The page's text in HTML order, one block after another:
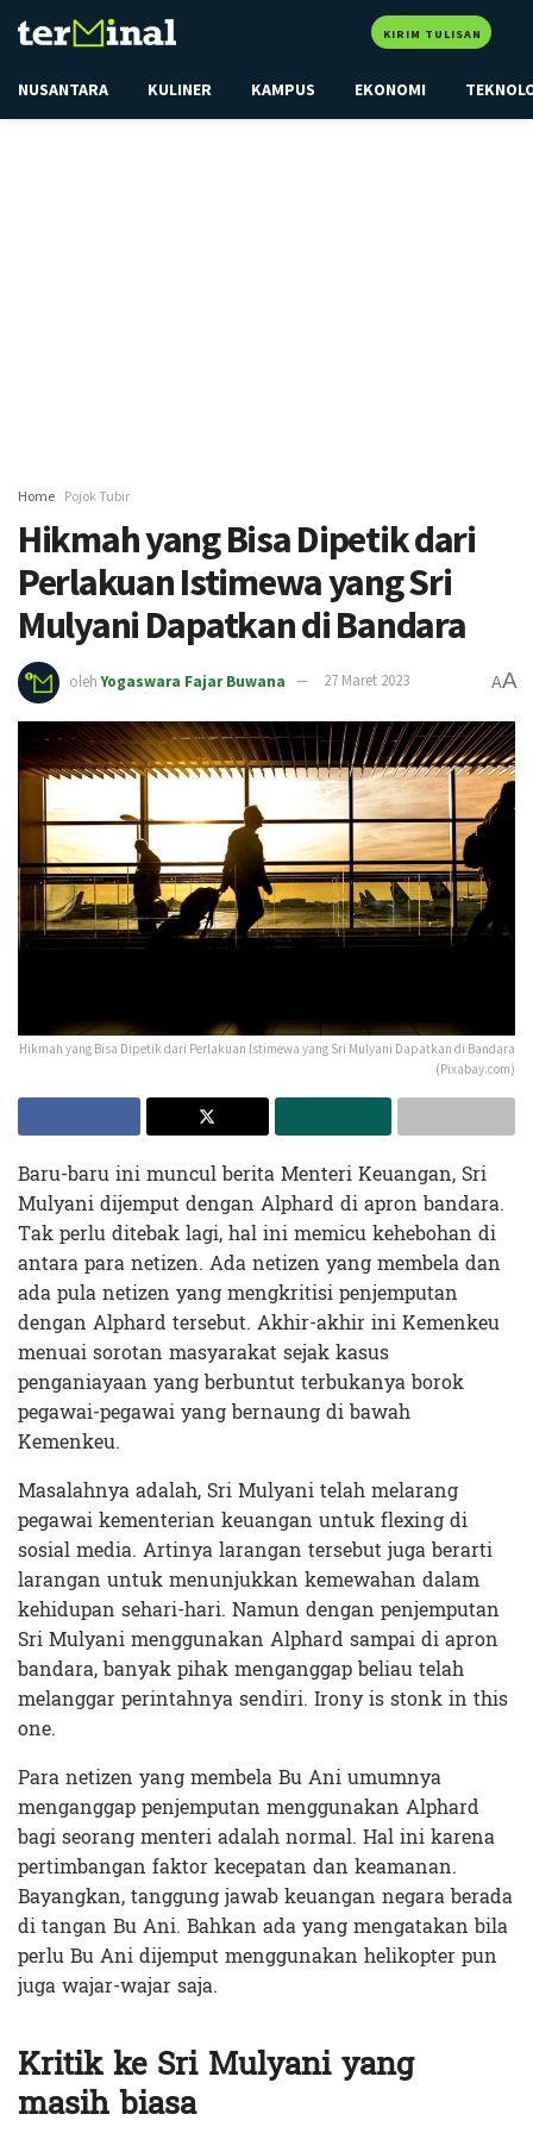
KIRIM TULISAN
NUSANTARA KULINER KAMPUS EKONOMI
Home Pojok Tubir
Hikmah yang Bisa Dipetik dari
Perlakuan Istimewa yang Sri
Mulyani Dapatkan di Bandara
oleh Yogaswara Fajar Buwana 27 Maret 2023 AA
Hikmah yang Bisa Dipetik dari Perlakuan Istimewa yang Sri Mulyani Dapatkan di Bandara
(Pixabay.com)
Baru-baru ini muncul berita Menteri Keuangan, Sri
Mulyani dijemput dengan Alphard di apron bandara.
Tak perlu ditebak lagi, hal ini memicu kehebohan di
antara para netizen. Ada netizen yang membela dan
ada pula netizen yang mengkritisi penjemputan
dengan Alphard tersebut. Akhir-akhir ini Kemenkeu
menuai sorotan masyarakat sejak kasus
penganiayaan yang berbuntut terbukanya borok
pegawai-pegawai yang bernaung di bawah
Kemenkeu.
Masalahnya adalah, Sri Mulyani telah melarang
pegawai kementerian keuangan untuk flexing di
sosial media. Artinya larangan tersebut juga berarti
larangan untuk menunjukkan kemewahan dalam
kehidupan sehari-hari. Namun dengan penjemputan
Sri Mulyani menggunakan Alphard sampai di apron
bandara, banyak pihak menganggap beliau telah
melanggar perintahnya sendiri. Irony is stonk in this
one.
Para netizen yang membela Bu Ani umumnya
menganggap penjemputan menggunakan Alphard
bagi seorang menteri adalah normal. Hal ini karena
pertimbangan faktor kecepatan dan keamanan.
Bayangkan, tanggung jawab keuangan negara berada
di tangan Bu Ani. Bahkan ada yang mengatakan bila
perlu Bu Ani dijemput menggunakan helikopter pun
juga wajar-wajar saja.
Kritik ke Sri Mulyani yang
masih biasa